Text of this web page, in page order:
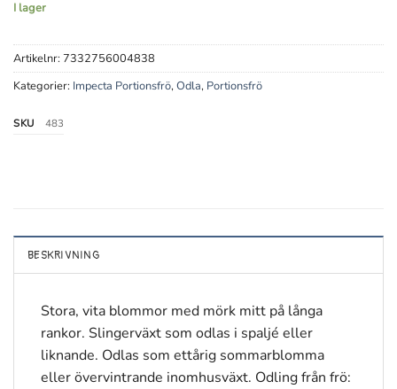
I lager
Artikelnr: 7332756004838
Kategorier: Impecta Portionsfrö,Odla, Portionsfrö
SKU 483
BESKRIVNING
Stora, vita blommor med mörk mitt på långa
rankor. Slingerväxt som odlas i spaljé eller
liknande. Odlas som ettårig sommarblomma
eller övervintrande inomhusväxt. Odling från frö: